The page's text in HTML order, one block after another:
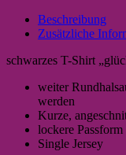
Beschreibung
Zusätzliche
schwarzes T-Shirt
weiter
werden
Kurze,
lockere Passform
Single Jersey